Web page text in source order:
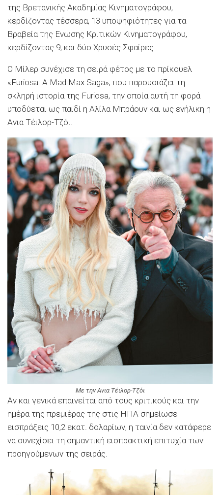
της Βρετανικής Ακαδημίας Κινηματογράφου,
κερδίζοντας τέσσερα, 13 υποψηφιότητες για τα
Βραβεία της Ενωσης Κριτικών Κινηματογράφου,
κερδίζοντας 9, και δύο Χρυσές Σφαίρες.
Ο Μίλερ συνέχισε τη σειρά φέτος με το πρίκουελ
«Furiosa: A Mad Max Saga», που παρουσιάζει τη
σκληρή ιστορία της Furiosa, την οποία αυτή τη φορά
υποδύεται ως παιδί η Αλίλα Μπράουν και ως ενήλικη η
Ανια Τέιλορ-Τζόι.
Με την Ανια Τέιλορ-Τζόι
Αν και γενικά επαινείται από τους κριτικούς και την
ημέρα της πρεμιέρας της στις ΗΠΑ σημείωσε
εισπράξεις 10,2 εκατ. δολαρίων, η ταινία δεν κατάφερε
να συνεχίσει τη σημαντική εισπρακτική επιτυχία των
προηγούμενων της σειράς.